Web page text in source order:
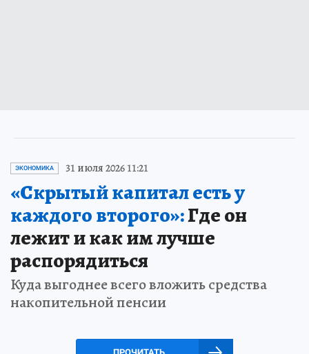
ЭКОНОМИКА 31 июля 2026 11:21
«Скрытый капитал есть у
каждого второго»:Где он
лежит и как им лучше
распорядиться
Куда выгоднее всего вложить средства
накопительной пенсии